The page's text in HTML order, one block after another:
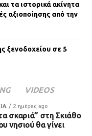
τα ιστορικά ακίνητα
αξιοποίησης από την
ξενοδοχείου σε 5
VIDEOS
2 ημέρες ago
σκαριά” στη Σκιάθο
νησιού θα γίνει